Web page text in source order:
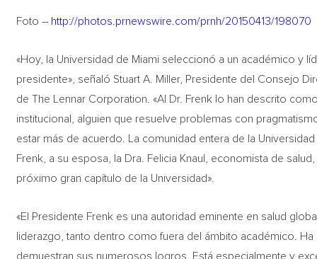
Foto – http://photos.prnewswire.com/prnh/20150413/198070
«Hoy, la Universidad de Miami seleccionó a un académico y
presidente», señaló Stuart A. Miller, Presidente del Consejo
de The Lennar Corporation. «Al Dr. Frenk lo han descrito
institucional, alguien que resuelve problemas con
estar más de acuerdo. La comunidad entera de la
Frenk, a su esposa, la Dra. Felicia Knaul, economista de
próximo gran capítulo de la Universidad».
«El Presidente Frenk es una autoridad eminente en salud
liderazgo, tanto dentro como fuera del ámbito académico.
demuestran sus numerosos logros. Está especialmente y